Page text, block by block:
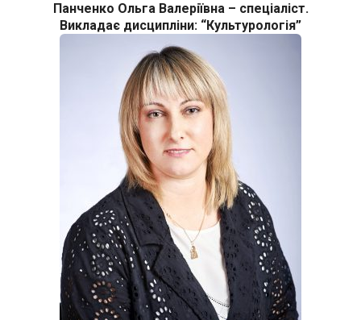
Панченко Ольга Валеріївна – спеціаліст.
Викладає дисципліни: “Культурологія”